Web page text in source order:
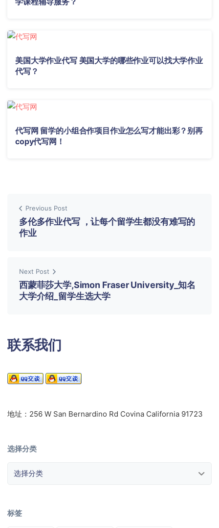
美国大学作业代写 美国大学的哪些作业可以找大学作业
代写？
代写网 留学的小组合作项目作业怎么写才能出彩？别再
copy代写网！
Previous Post
多伦多作业代写 ，让每个留学生都没有难写的
作业
Next Post
西蒙菲莎大学,Simon Fraser University_知名
大学介绍_留学生选大学
联系我们
地址：256 W San Bernardino Rd Covina California 91723
选择分类
标签